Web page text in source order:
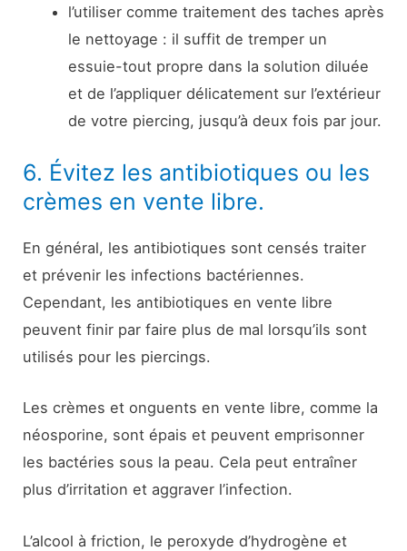
l’utiliser comme traitement des taches après
le nettoyage : il suffit de tremper un
essuie-tout propre dans la solution diluée
et de l’appliquer délicatement sur l’extérieur
de votre piercing, jusqu’à deux fois par jour.
6. Évitez les antibiotiques ou les
crèmes en vente libre.
En général, les antibiotiques sont censés traiter
et prévenir les infections bactériennes.
Cependant, les antibiotiques en vente libre
peuvent finir par faire plus de mal lorsqu’ils sont
utilisés pour les piercings.
Les crèmes et onguents en vente libre, comme la
néosporine, sont épais et peuvent emprisonner
les bactéries sous la peau. Cela peut entraîner
plus d’irritation et aggraver l’infection.
L’alcool à friction, le peroxyde d’hydrogène et